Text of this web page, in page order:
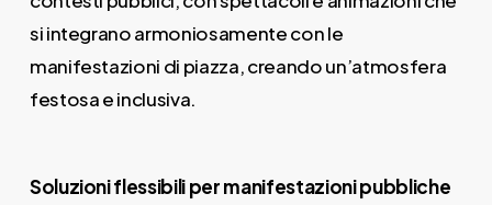
si integrano armoniosamente con le
manifestazioni di piazza, creando un’atmosfera
festosa e inclusiva.
Soluzioni flessibili per manifestazioni pubbliche